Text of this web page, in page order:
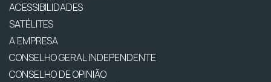
ACESSIBILIDADES
SATÉLITES
A EMPRESA
CONSELHO GERAL INDEPENDENTE
CONSELHO DE OPINIÃO